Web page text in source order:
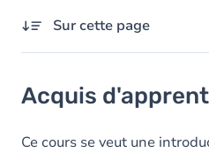
Sur cette page
Objectifs
Contenu
Acquis
Ce cours se veut une